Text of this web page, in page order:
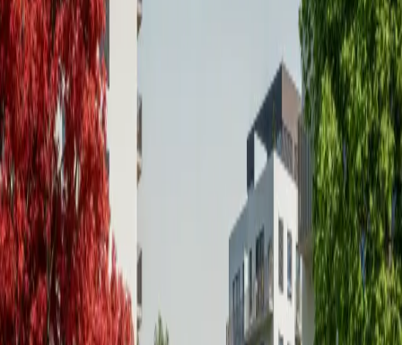
O presvetlený interiér a tepelnú pohodu sa starajú
veľkoformátové okná s izolačným trojsklom v kombinácii
s podlahovým vykurovaním. Samozrejmosťou je aj
kompletná predpríprava na klimatizáciu.
←
1 / 8
→
V Rezidenciách Odevná sme pre vás pripravili domov,
ktorý myslí na budúcnosť aj na váš osobný vkus. Už v
základnej cene získate technologickú špičku: od
podlahového kúrenia a prípravy na klimatizáciu či
vonkajšie žalúzie, až po prípravu na Smart Home
riešenia.
Interiér však tvoríte vy. Vyberte si z nášho exkluzívneho
katalógu štandardov to, čo vystihuje váš štýl – či už ide
o dekory podláh, interiérové dvere alebo veľkoformátové
obklady a sanitu v kúpeľni. Váš byt vám odovzdáme